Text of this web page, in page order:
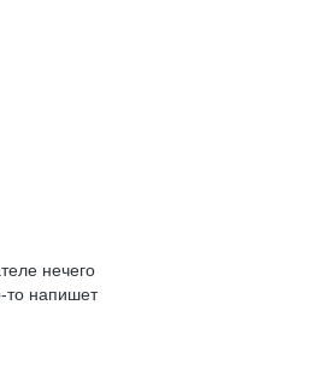
нечего
напишет